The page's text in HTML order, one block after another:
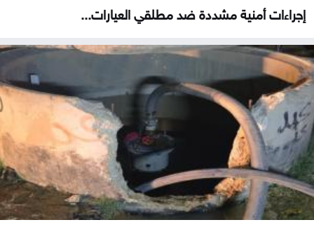
إجراءات أمنية مشددة ضد مطلقي العيارات...